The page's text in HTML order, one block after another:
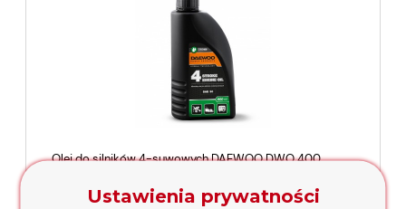
Olej do silników 4-suwowych DAEWOO DWO 400
SAE30 SAE 30 0,6l
Ustawienia prywatności